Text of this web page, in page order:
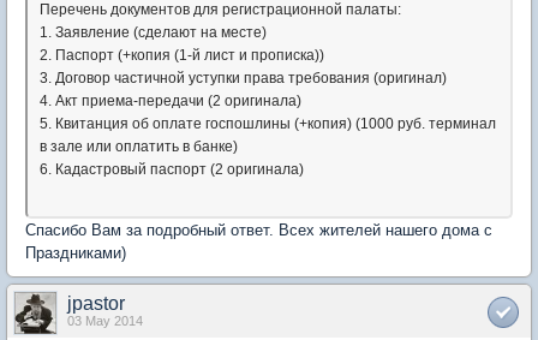
Перечень документов для регистрационной палаты:
1. Заявление (сделают на месте)
2. Паспорт (+копия (1-й лист и прописка))
3. Договор частичной уступки права требования (оригинал)
4. Акт приема-передачи (2 оригинала)
5. Квитанция об оплате госпошлины (+копия) (1000 руб. терминал
в зале или оплатить в банке)
6. Кадастровый паспорт (2 оригинала)
Спасибо Вам за подробный ответ. Всех жителей нашего дома с
Праздниками)
jpastor
03 May 2014